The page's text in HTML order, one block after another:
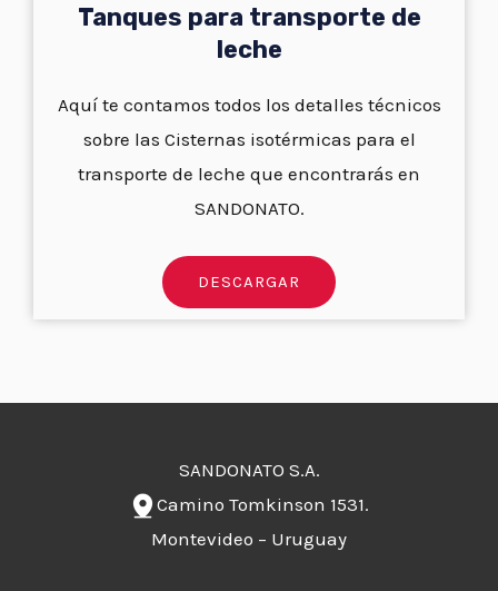
Tanques para transporte de
leche
Aquí te contamos todos los detalles técnicos
sobre las Cisternas isotérmicas para el
transporte de leche que encontrarás en
SANDONATO.
DESCARGAR
SANDONATO S.A.
Camino Tomkinson 1531.
Montevideo – Uruguay